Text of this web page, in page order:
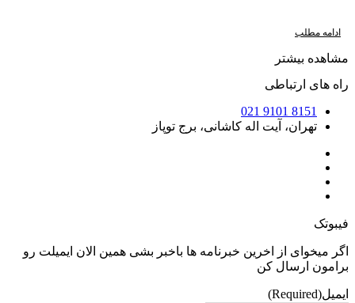
آیت اله کاشانی، برج توپاز
از اخرین خبرنامه ها باخبر بشی همین الان ایمیلت رو
کن